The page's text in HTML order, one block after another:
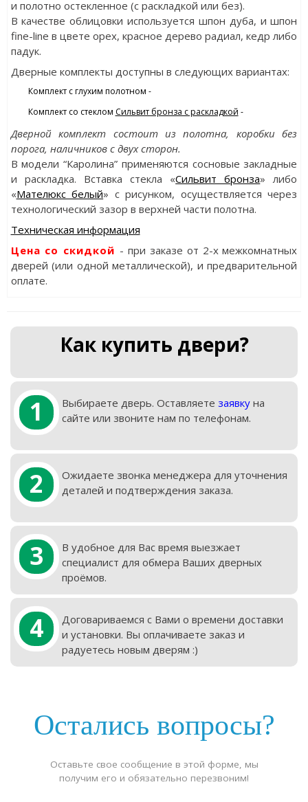
и полотно остекленное (с раскладкой или без).
В качестве облицовки используется шпон дуба, и шпон
fine-line в цвете орех, красное дерево радиал, кедр либо
падук.
Дверные комплекты доступны в следующих вариантах:
Комплект с глухим полотном -
Комплект со стеклом Сильвит бронза с раскладкой -
Дверной комплект состоит из полотна, коробки без
порога, наличников с двух сторон.
В модели “Каролина” применяются сосновые закладные
и раскладка. Вставка стекла «Сильвит бронза» либо
«Мателюкс белый» с рисунком, осуществляется через
технологический зазор в верхней части полотна.
Техническая информация
Цена со скидкой - при заказе от 2-х межкомнатных
дверей (или одной металлической), и предварительной
оплате.
Как купить двери?
1 Выбираете дверь. Оставляете заявкуна
сайте или звоните нам по телефонам.
2
Ожидаете звонка менеджера для уточнения
деталей и подтверждения заказа.
3
В удобное для Вас время выезжает
специалист для обмера Ваших дверных
проёмов.
4
Договариваемся с Вами о времени доставки
и установки. Вы оплачиваете заказ и
радуетесь новым дверям :)
Остались вопросы?
Оставьте свое сообщение в этой форме, мы
получим его и обязательно перезвоним!